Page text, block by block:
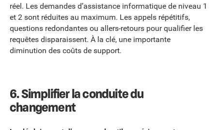
réel. Les demandes d’assistance informatique de niveau 1
et 2 sont réduites au maximum. Les appels répétitifs,
questions redondantes ou allers-retours pour qualifier les
requêtes disparaissent. À la clé, une importante
diminution des coûts de support.
6. Simplifier la conduite du
changement